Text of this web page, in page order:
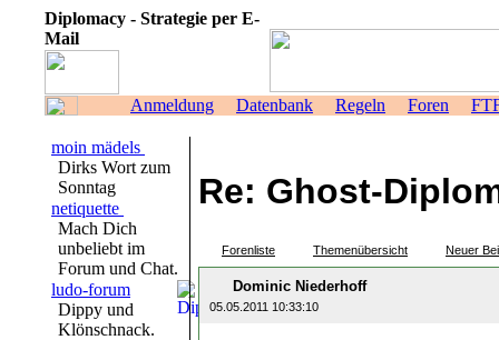
Diplomacy - Strategie per E-
Mail
Anmeldung Datenbank Regeln Foren
moin mädels
Dirks Wort zum
Sonntag
netiquette
Mach Dich
unbeliebt im
Forum und Chat.
ludo-forum
Dippy und
Klönschnack.
Re: Ghost-
Forenliste Themenübersicht Neuer
Dominic Niederhoff
05.05.2011 10:33:10